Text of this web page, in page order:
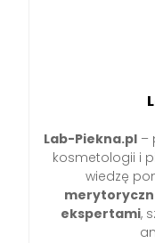
Lab-Piekna.pl –
kosmetologii i
wiedzę
ekspertami,